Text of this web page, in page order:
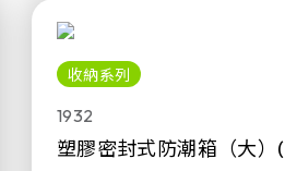
收納系列
1932
塑膠密封式防潮箱（大）(